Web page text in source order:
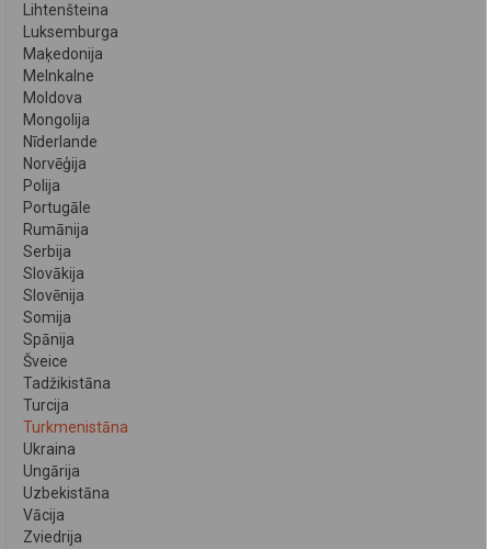
Lihtenšteina
Luksemburga
Maķedonija
Melnkalne
Moldova
Mongolija
Nīderlande
Norvēģija
Polija
Portugāle
Rumānija
Serbija
Slovākija
Slovēnija
Somija
Spānija
Šveice
Tadžikistāna
Turcija
Turkmenistāna
Ukraina
Ungārija
Uzbekistāna
Vācija
Zviedrija